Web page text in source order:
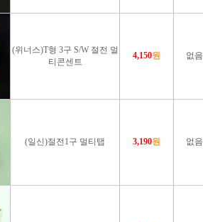
(위너스)T형 3구 S/W 절전 멀
티콘센트
4,150원 없음
(일신)절전1구 멀티탭 3,190원 없음